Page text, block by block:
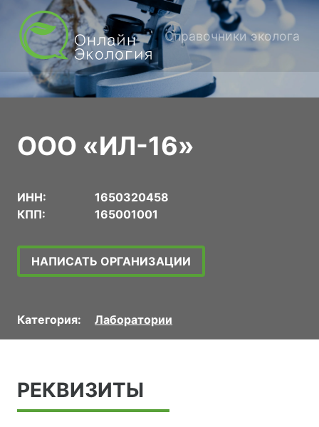
Справочники эколога
ООО «ИЛ-16»
ИНН:
1650320458
КПП:
165001001
НАПИСАТЬ ОРГАНИЗАЦИИ
Категория: Лаборатории
РЕКВИЗИТЫ